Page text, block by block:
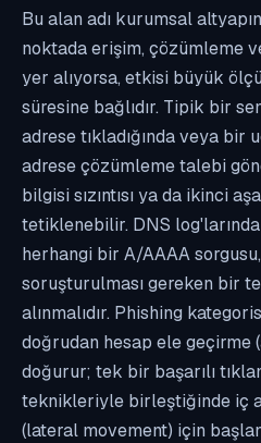
Bu alan adı kurumsal
noktada erişim, çözümleme
yer alıyorsa, etkisi büyük
süresine bağlıdır. Tipik bir
adrese tıkladığında veya bir
adrese çözümleme talebi
bilgisi sızıntısı ya da ikinci
tetiklenebilir. DNS
herhangi bir A/AAAA sorgusu,
soruşturulması gereken bir
alınmalıdır. Phishing
doğrudan hesap ele geçirme
doğurur; tek bir başarılı
teknikleriyle birleştiğinde iç
(lateral movement) için